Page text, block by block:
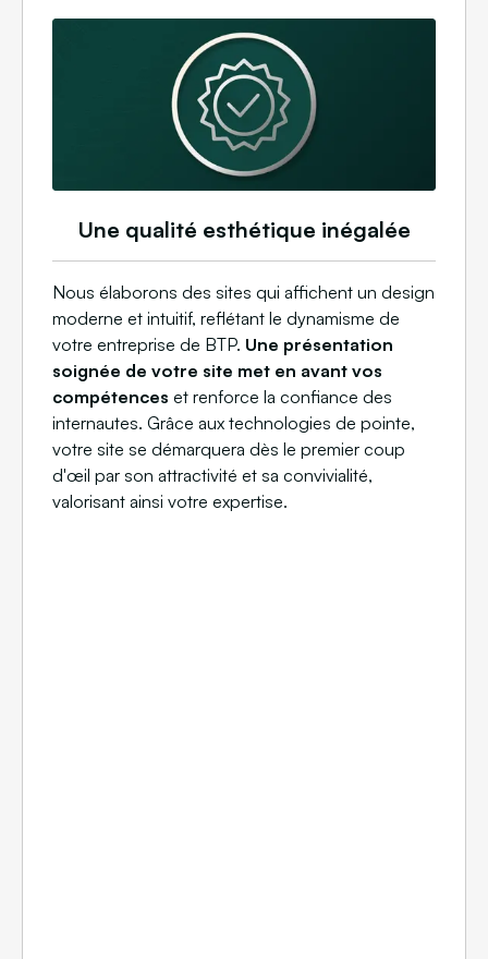
Une qualité esthétique inégalée
Nous élaborons des sites qui affichent un design
moderne et intuitif, reflétant le dynamisme de
votre entreprise de BTP. Une présentation
soignée de votre site met en avant vos
compétences et renforce la confiance des
internautes. Grâce aux technologies de pointe,
votre site se démarquera dès le premier coup
d'œil par son attractivité et sa convivialité,
valorisant ainsi votre expertise.